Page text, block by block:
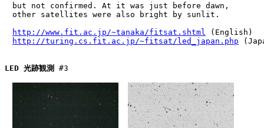
but not confirmed. At it was just before dawn,
other satellites were also bright by sunlit.
http://www.fit.ac.jp/~tanaka/fitsat.shtml
(English)
http://turing.cs.fit.ac.jp/~fitsat/led_japan.php
LED 光跡観測 #3